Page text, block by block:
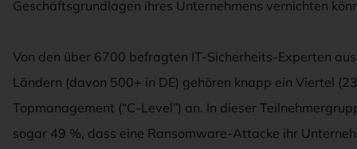
Geschäftsgrundlagen ihres Unternehmens vernichten
Von den über 6700 befragten IT-Sicherheits-Experten
Ländern (davon 500+ in DE) gehören knapp ein Viertel
Topmanagement (“C-Level”) an. In dieser
sogar 49 %, dass eine Ransomware-Attacke ihr